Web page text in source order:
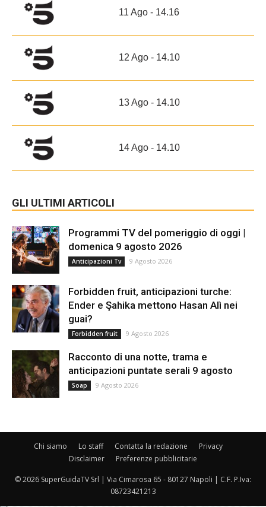
11 Ago - 14.16
12 Ago - 14.10
13 Ago - 14.10
14 Ago - 14.10
GLI ULTIMI ARTICOLI
Programmi TV del pomeriggio di oggi |
domenica 9 agosto 2026
Anticipazioni Tv 9 Agosto 2026
Forbidden fruit, anticipazioni turche:
Ender e Şahika mettono Hasan Alì nei
guai?
Forbidden fruit 9 Agosto 2026
Racconto di una notte, trama e
anticipazioni puntate serali 9 agosto
Soap 9 Agosto 2026
Chi siamo Lo staff Contatta la redazione
Privacy
Disclaimer
Preferenze pubblicitarie
© 2026 SuperGuidaTV Srl | Via Cimarosa 65 - 80127 Napoli | C.F. P.Iva:
08723421213